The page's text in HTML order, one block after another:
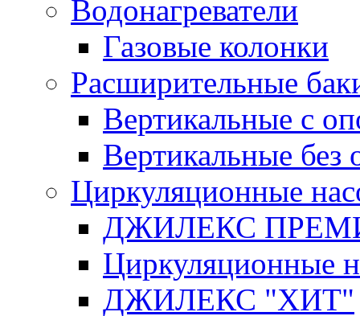
Водонагреватели
Газовые колонки
Расширительные
Вертикальные с
Вертикальные без
Циркуляционные
ДЖИЛЕКС
Циркуляционные
ДЖИЛЕКС "ХИТ"